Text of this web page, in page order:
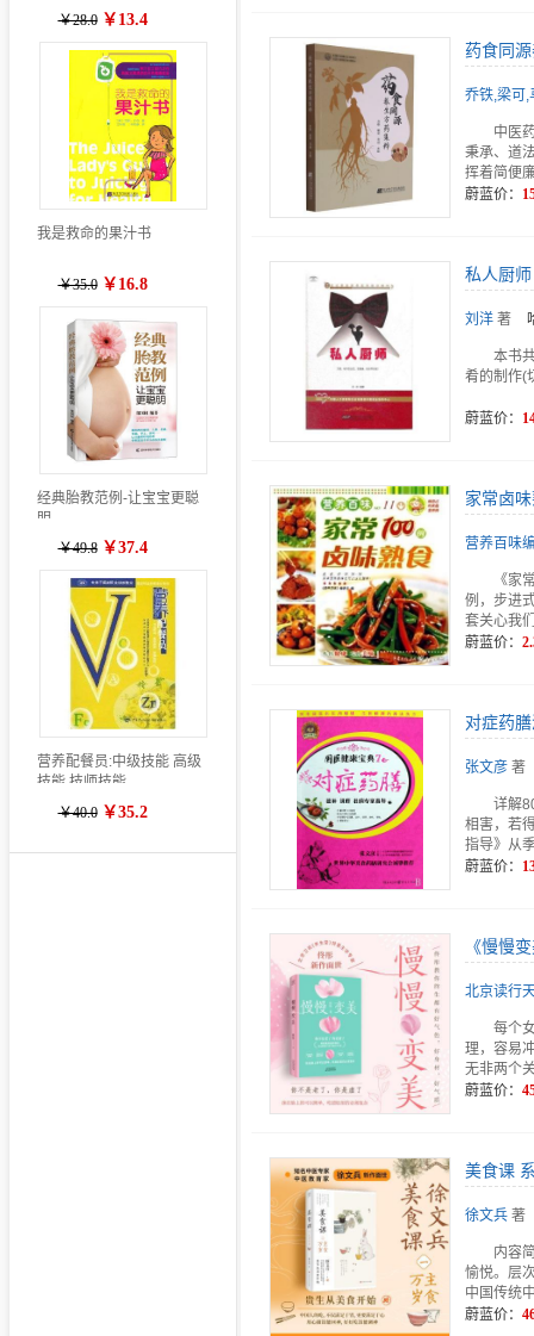
￥28.0 ￥13.4
我是救命的果汁书
￥35.0 ￥16.8
经典胎教范例-让宝宝更聪
明
￥49.8 ￥37.4
营养配餐员:中级技能 高级
技能 技师技能
￥40.0 ￥35.2
药食同
乔铁,梁可,
中医
秉承、道
挥着简便
蔚蓝价：
私人厨师
刘洋 著
本书
肴的制作(
蔚蓝价：
家常卤
营养百味
《家
例，步进
套关心我
蔚蓝价：
对症药
张文彦 著
详解
相害，若
指导》从
蔚蓝价：
《慢慢
北京读行
每个
理，容易
无非两个
蔚蓝价：
美食课
徐文兵 著
内容
愉悦。层
中国传统
蔚蓝价：